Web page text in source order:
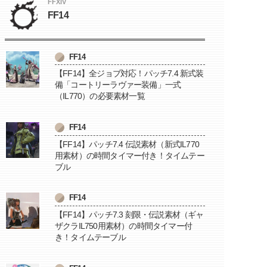
FFXIV
FF14
FF14
【FF14】全ジョブ対応！パッチ7.4 新式装
備「コートリーラヴァー装備」一式
（IL770）の必要素材一覧
FF14
【FF14】パッチ7.4 伝説素材（新式IL770
用素材）の時間タイマー付き！タイムテー
ブル
FF14
【FF14】パッチ7.3 刻限・伝説素材（ギャ
ザクラIL750用素材）の時間タイマー付
き！タイムテーブル